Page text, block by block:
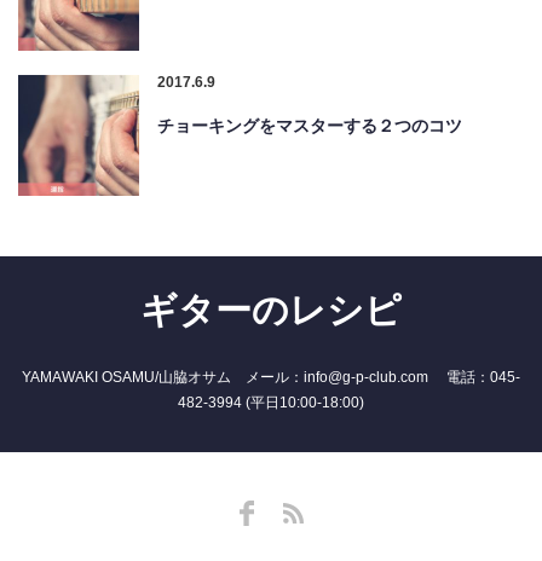
2017.6.9
チョーキングをマスターする２つのコツ
ギターのレシピ
YAMAWAKI OSAMU/山脇オサム メール：info@g-p-club.com 電話：045-
482-3994 (平日10:00-18:00)